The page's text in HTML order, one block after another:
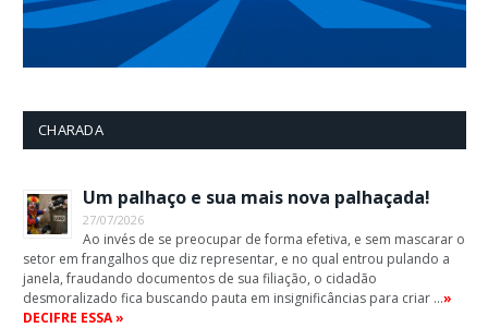
CHARADA
Um palhaço e sua mais nova palhaçada!
27/07/2026
Ao invés de se preocupar de forma efetiva, e sem mascarar o
setor em frangalhos que diz representar, e no qual entrou pulando a
janela, fraudando documentos de sua filiação, o cidadão
desmoralizado fica buscando pauta em insignificâncias para criar …»
DECIFRE ESSA »